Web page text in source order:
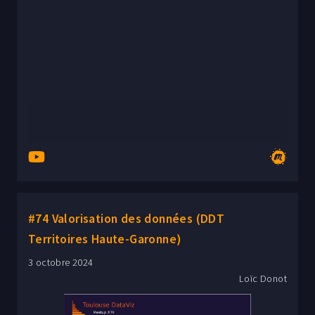
#74 Valorisation des données (DDT
Territoires Haute-Garonne)
3 octobre 2024
Loïc Donot